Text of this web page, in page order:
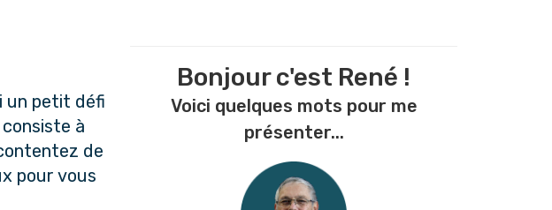
un petit défi
à
de
pour vous
Bonjour c'est René !
Voici quelques mots pour me
présenter...